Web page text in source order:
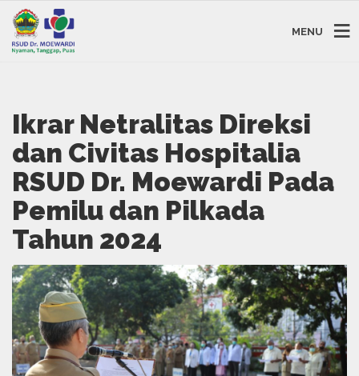
MENU
Ikrar Netralitas Direksi
dan Civitas Hospitalia
RSUD Dr. Moewardi Pada
Pemilu dan Pilkada
Tahun 2024